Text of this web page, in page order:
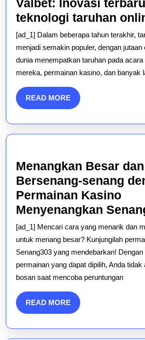
Valbet: Inovasi
teknologi taruhan
[ad_1] Dalam beberapa tahun terakhir,
menjadi semakin populer, dengan jutaan
dunia menempatkan taruhan pada
mereka, permainan kasino, dan banyak
READ MOREREAD
MORE
Menangkan Besar dan
Bersenang-senang
Permainan Kasino
Menyenangkan
[ad_1] Mencari cara yang menarik dan
untuk menang besar? Kunjungilah
Senang303 yang mendebarkan! Dengan
permainan yang dapat dipilih, Anda tidak
bosan saat mencoba peruntungan
READ MOREREAD
MORE